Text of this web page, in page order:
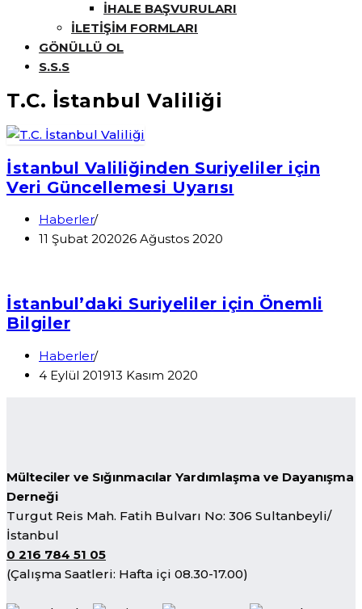
İHALE BAŞVURULARI
İLETIŞIM FORMLARI
GÖNÜLLÜ OL
S.S.S
T.C. İstanbul Valiliği
İstanbul Valiliğinden Suriyeliler için
Veri Güncellemesi Uyarısı
Haberler
11 Şubat 202026 Ağustos 2020
İstanbul’daki Suriyeliler için Önemli
Bilgiler
Haberler
4 Eylül 201913 Kasım 2020
Mülteciler ve Sığınmacılar Yardımlaşma ve Dayanışma
Derneği
Turgut Reis Mah. Fatih Bulvarı No: 306 Sultanbeyli/
İstanbul
0 216 784 51 05
(Çalışma Saatleri: Hafta içi 08.30-17.00)